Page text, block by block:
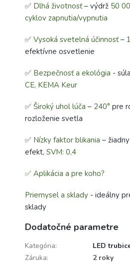
✅ Dlhá životnosť– výdrž 50
cyklov zapnutia/vypnutia
✅ Vysoká svetelná účinnosť–
efektívne osvetlenie
✅ Bezpečnosť a ekológia -
CE, KEMA Keur
✅ Široký uhol lúča – 240° pre
rozloženie svetla
✅ Nízky faktor blikania –
efekt, SVM: 0,4
✅ Aplikácia a pre koho?
Priemysel a sklady - ideálny
sklady
Dodatočné parametre
Kategória:
LED
Záruka:
2 roky